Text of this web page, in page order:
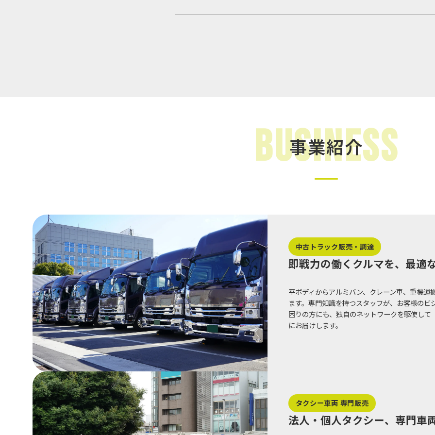
事業紹介
Business
中古トラック販売・調達
即戦力の働くクルマを、最適
平ボディからアルミバン、クレーン車、重機運
ます。専門知識を持つスタッフが、お客様の
困りの方にも、独自のネットワークを駆使し
にお届けします。
タクシー車両 専門販売
法人・個人タクシー、専門車